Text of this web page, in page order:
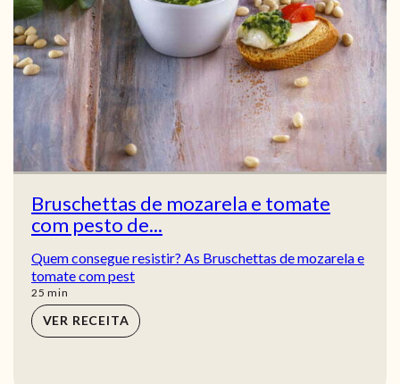
Bruschettas de mozarela e tomate
com pesto de...
Quem consegue resistir? As Bruschettas de mozarela e
tomate com pest
25 min
min
VER RECEITA